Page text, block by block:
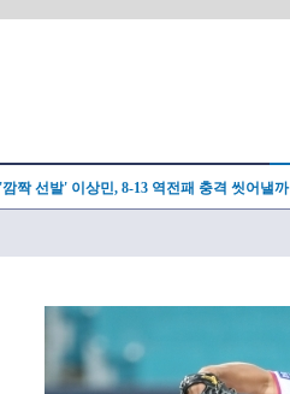
짝 선발' 이상민, 8-13 역전패 충격 씻어낼까